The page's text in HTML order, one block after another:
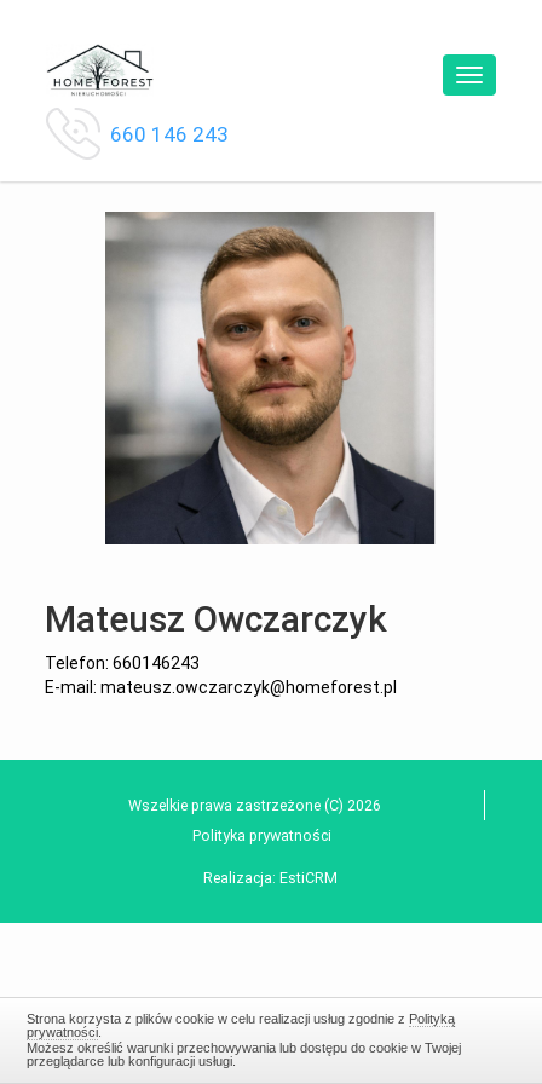
Toggle
660 146 243
Mateusz Owczarczyk
Telefon: 660146243
E-mail: mateusz.owczarczyk@homeforest.pl
Wszelkie prawa zastrzeżone (C) 2026
Polityka prywatności
Realizacja: EstiCRM
Strona korzysta z plików cookie w celu realizacji usług zgodnie z Polityką
prywatności
Możesz określić warunki przechowywania lub dostępu do cookie w Twojej
przeglądarce lub konfiguracji usługi.